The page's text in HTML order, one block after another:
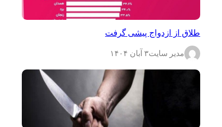
طلاق از ازدواج پیشی گرفت
مدیر سایت۳ آبان ۱۴۰۴